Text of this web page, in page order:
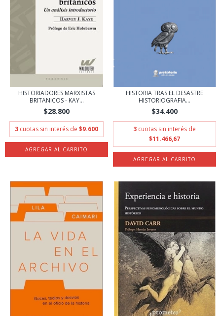
HISTORIADORES MARXISTAS
BRITANICOS - KAY...
$28.800
3 cuotas sin interés de $9.600
HISTORIA TRAS EL DESASTRE
HISTORIOGRAFIA...
$34.400
3 cuotas sin interés de
$11.466,67